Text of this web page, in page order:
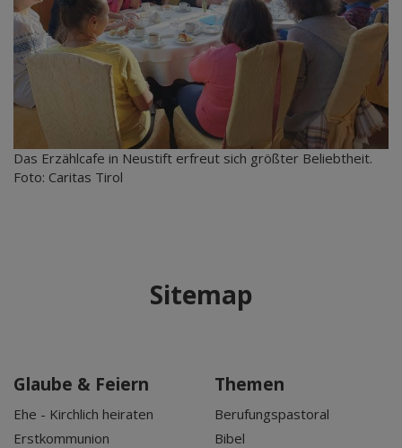
Das Erzählcafe in Neustift erfreut sich größter Beliebtheit.
Foto: Caritas Tirol
Sitemap
Glaube & Feiern
Ehe - Kirchlich heiraten
Erstkommunion
Themen
Berufungspastoral
Bibel